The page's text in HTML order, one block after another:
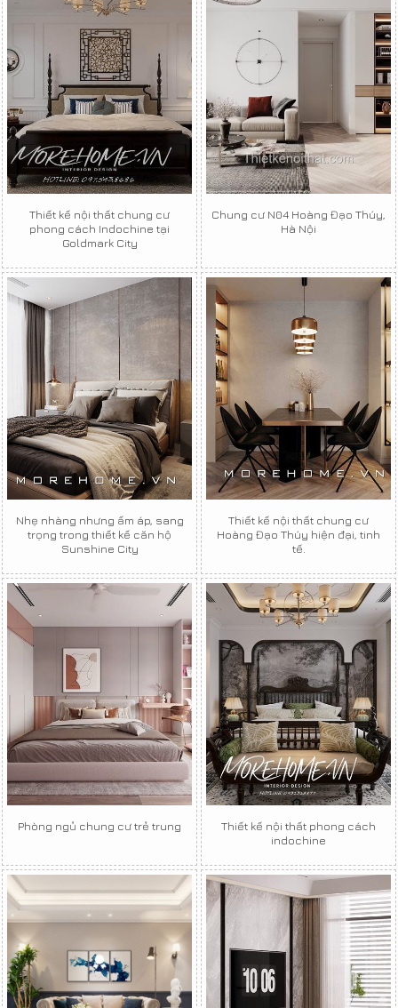
Thiết kế nội thất chung cư
phong cách Indochine tại
Goldmark City
Chung cư N04 Hoàng Đạo Thúy,
Hà Nội
Nhẹ nhàng nhưng ấm áp, sang
trọng trong thiết kế căn hộ
Sunshine City
Thiết kế nội thất chung cư
Hoàng Đạo Thúy hiện đại, tinh
tế.
Phòng ngủ chung cư trẻ trung
Thiết kế nội thất phong cách
indochine